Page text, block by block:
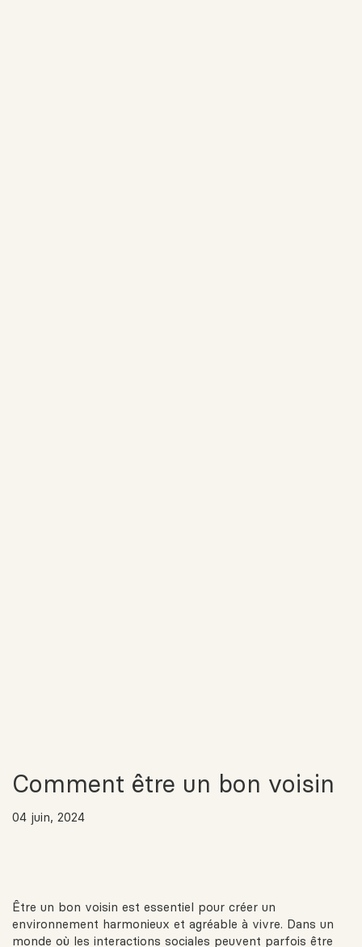
Comment être un bon voisin
04 juin, 2024
Être un bon voisin est essentiel pour créer un
environnement harmonieux et agréable à vivre. Dans un
monde où les interactions sociales peuvent parfois être